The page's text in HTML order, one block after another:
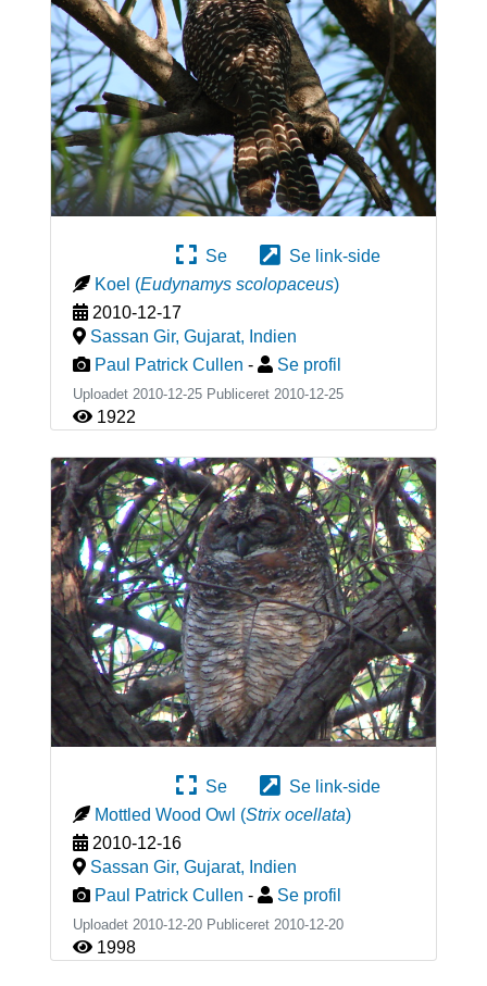
Se
Se link-side
Koel (Eudynamys scolopaceus)
2010-12-17
Sassan Gir, Gujarat, Indien
Paul Patrick Cullen - Se profil
Uploadet 2010-12-25 Publiceret 2010-12-25
1922
Se
Se link-side
Mottled Wood Owl (Strix ocellata)
2010-12-16
Sassan Gir, Gujarat, Indien
Paul Patrick Cullen - Se profil
Uploadet 2010-12-20 Publiceret 2010-12-20
1998